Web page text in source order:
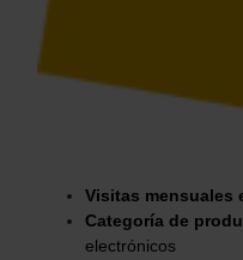
Visitas mensuales
Categoría de
electrónicos